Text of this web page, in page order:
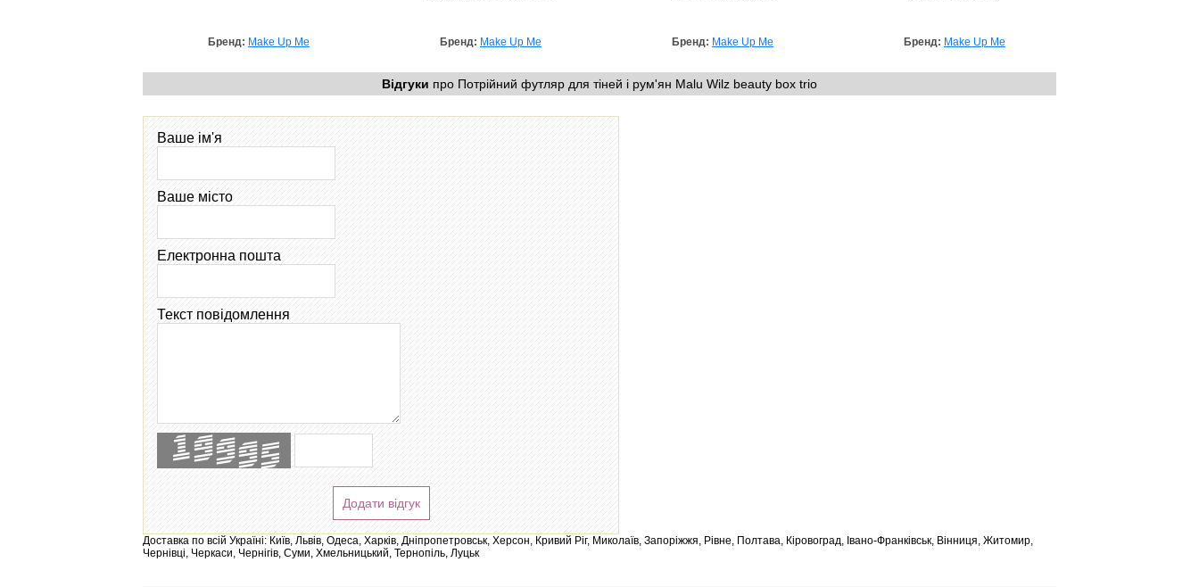
Бренд: Make Up Me Бренд: Make Up Me Бренд: Make Up Me Бренд: Make Up Me
Відгуки про Потрійний футляр для тіней і рум'ян Malu Wilz beauty box trio
Ваше ім'я
Ваше місто
Електронна пошта
Текст повідомлення
Додати відгук
Доставка по всій Україні: Київ, Львів, Одеса, Харків, Дніпропетровськ, Херсон, Кривий Ріг, Миколаїв, Запоріжжя, Рівне, Полтава, Кіровоград, Івано-Франківськ, Вінниця, Житомир,
Чернівці, Черкаси, Чернігів, Суми, Хмельницький, Тернопіль, Луцьк